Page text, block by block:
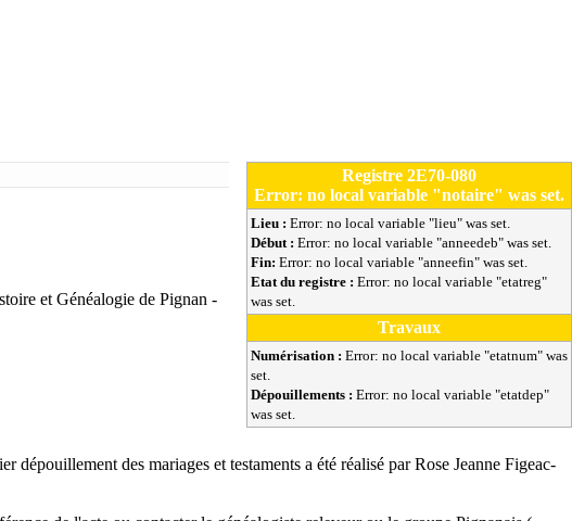
Registre 2E70-080
Error: no local variable "notaire" was set.
Lieu : Error: no local variable "lieu" was set.
Début : Error: no local variable "anneedeb" was set.
Fin: Error: no local variable "anneefin" was set.
Etat du registre : Error: no local variable "etatreg"
was set.
Travaux
Numérisation : Error: no local variable "etatnum" was
set.
Dépouillements : Error: no local variable "etatdep"
was set.
et Généalogie de Pignan -
dépouillement des mariages et testaments a été réalisé parRose Jeanne Figeac-